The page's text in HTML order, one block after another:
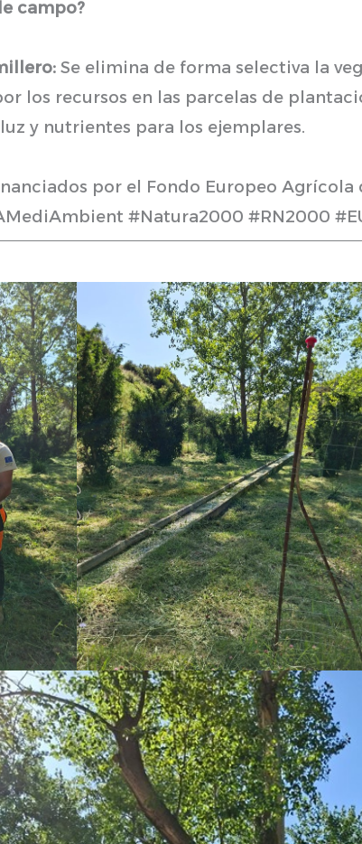
campo?
Se elimina de forma selectiva la
los recursos en las parcelas de
y nutrientes para los ejemplares.
por el Fondo Europeo Agrícola
#Natura2000 #RN2000